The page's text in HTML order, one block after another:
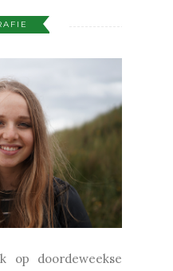
op doordeweekse